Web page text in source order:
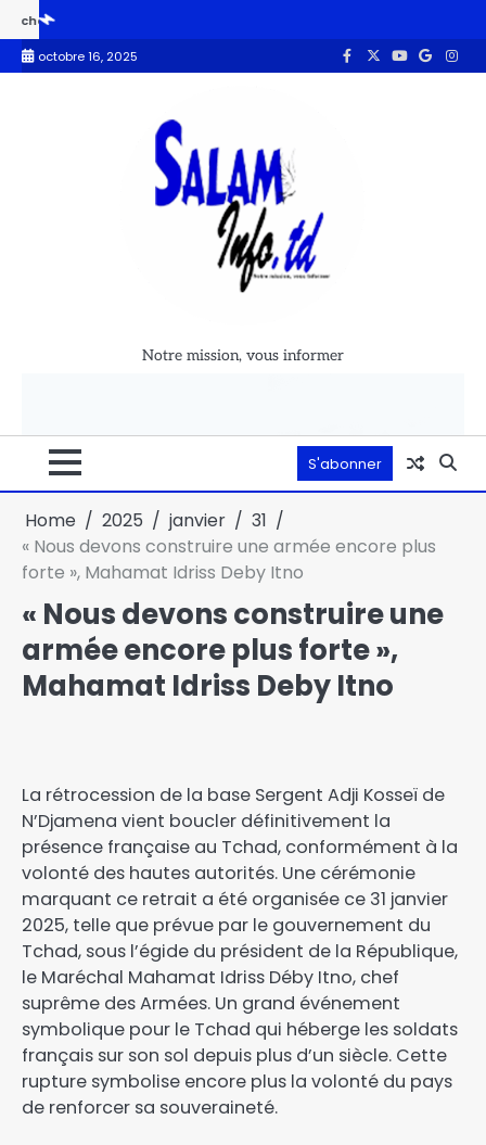
le soutien de la Banque mondiale
octobre 16, 2025
Notre mission, vous informer
S'abonner
Home 2025 janvier
31
« Nous devons construire une armée encore plus
forte », Mahamat Idriss Deby Itno
« Nous devons construire une
armée encore plus forte »,
Mahamat Idriss Deby Itno
La rétrocession de la base Sergent Adji Kosseï de
N’Djamena vient boucler définitivement la
présence française au Tchad, conformément à la
volonté des hautes autorités. Une cérémonie
marquant ce retrait a été organisée ce 31 janvier
2025, telle que prévue par le gouvernement du
Tchad, sous l’égide du président de la République,
le Maréchal Mahamat Idriss Déby Itno, chef
suprême des Armées. Un grand événement
symbolique pour le Tchad qui héberge les soldats
français sur son sol depuis plus d’un siècle. Cette
rupture symbolise encore plus la volonté du pays
de renforcer sa souveraineté.